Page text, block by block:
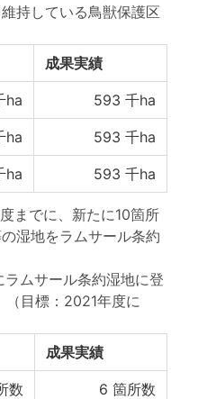
持している鳥獣保護区
成果実績
ha 593 千ha
ha 593 千ha
ha 593 千ha
までに、新たに10箇所
湿地をラムサール条約
ムサール条約湿地に登
（目標：2021年度に
成果実績
数 6 箇所数